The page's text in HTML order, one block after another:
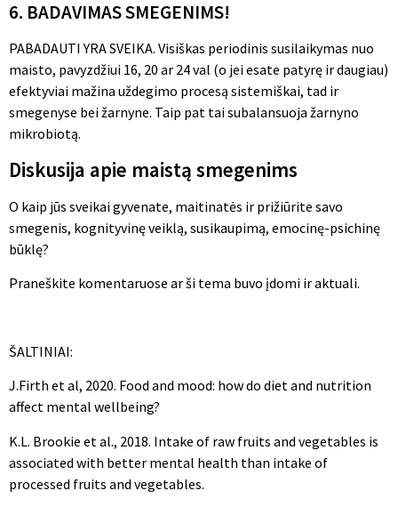
6. BADAVIMAS SMEGENIMS!
PABADAUTI YRA SVEIKA. Visiškas periodinis susilaikymas nuo
maisto, pavyzdžiui 16, 20 ar 24 val (o jei esate patyrę ir daugiau)
efektyviai mažina uždegimo procesą sistemiškai, tad ir
smegenyse bei žarnyne. Taip pat tai subalansuoja žarnyno
mikrobiotą.
Diskusija apie maistą smegenims
O kaip jūs sveikai gyvenate, maitinatės ir prižiūrite savo
smegenis, kognityvinę veiklą, susikaupimą, emocinę-psichinę
būklę?
Praneškite komentaruose ar ši tema buvo įdomi ir aktuali.
ŠALTINIAI:
J.Firth et al, 2020. Food and mood: how do diet and nutrition
affect mental wellbeing?
K.L. Brookie et al., 2018. Intake of raw fruits and vegetables is
associated with better mental health than intake of
processed fruits and vegetables.